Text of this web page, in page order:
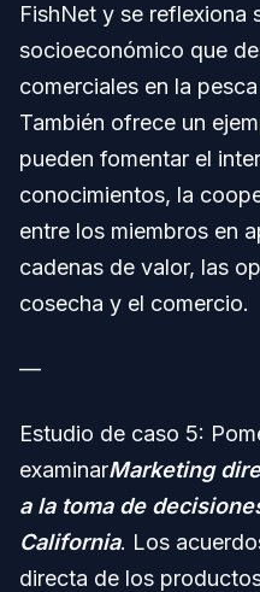
FishNet y se reflexiona
socioeconómico que
comerciales en la
También ofrece un
pueden fomentar el
conocimientos, la
entre los miembros en
cadenas de valor, las
cosecha y el comercio.
—
Estudio de caso 5:
examinarMarketing
a la toma de
California. Los
directa de los